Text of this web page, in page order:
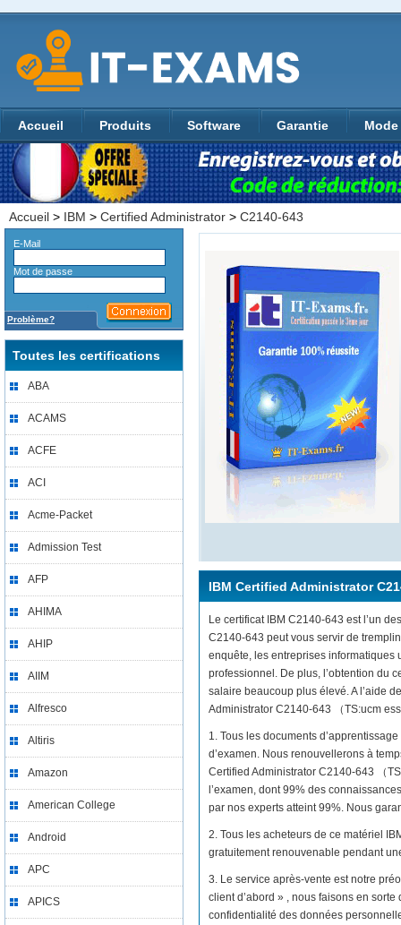
Accueil Produits Software Garantie
Accueil > IBM > Certified Administrator > C2140-643
E-Mail
Mot de passe
Problème?
Toutes les certifications
ABA
ACAMS
ACFE
ACI
Acme-Packet
Admission Test
AFP
AHIMA
AHIP
AIIM
Alfresco
Altiris
Amazon
American College
Android
APC
APICS
IBM Certified Administrator
Le certificat IBM C2140-643 est l’un
C2140-643 peut vous servir de
enquête, les entreprises informatiques
professionnel. De plus, l’obtention du
salaire beaucoup plus élevé. A l’aide
Administrator C2140-643 （TS:ucm
1. Tous les documents
d’examen. Nous renouvellerons à
Certified Administrator C2140-643 （
l’examen, dont 99% des
par nos experts atteint 99%. Nous
2. Tous les acheteurs de ce matériel
gratuitement renouvenable pendant
3. Le service après-vente est notre
client d’abord » , nous faisons en
confidentialité des données